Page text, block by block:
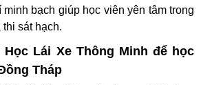
bạch giúp học viên yên tâm trong
sát hạch.
Học Lái Xe Thông Minh để học
Tháp